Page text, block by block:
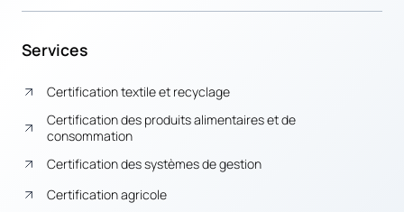
Services
Certification textile et recyclage
Certification des produits alimentaires et de
consommation
Certification des systèmes de gestion
Certification agricole